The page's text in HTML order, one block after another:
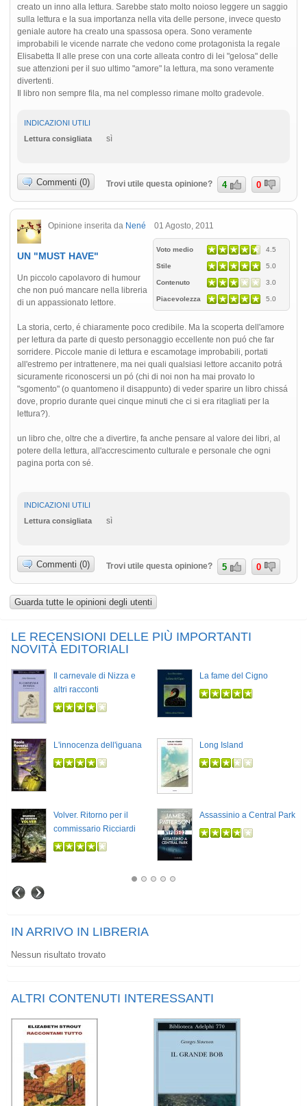
creato un inno alla lettura. Sarebbe stato molto noioso leggere un saggio
sulla lettura e la sua importanza nella vita delle persone, invece questo
geniale autore ha creato una spassosa opera. Sono veramente
improbabili le vicende narrate che vedono come protagonista la regale
Elisabetta II alle prese con una corte alleata contro di lei "gelosa" delle
sue attenzioni per il suo ultimo "amore" la lettura, ma sono veramente
divertenti.
Il libro non sempre fila, ma nel complesso rimane molto gradevole.
INDICAZIONI UTILI
Lettura consigliata
sì
Commenti (0) Trovi utile questa opinione? 4 0
Opinione inserita da Nené 01 Agosto, 2011
Voto medio 4.5
Stile 5.0
Contenuto 3.0
Piacevolezza 5.0
UN "MUST HAVE"
Un piccolo capolavoro di humour
che non puó mancare nella libreria
di un appassionato lettore.
La storia, certo, é chiaramente poco credibile. Ma la scoperta dell'amore
per lettura da parte di questo personaggio eccellente non puó che far
sorridere. Piccole manie di lettura e escamotage improbabili, portati
all'estremo per intrattenere, ma nei quali qualsiasi lettore accanito potrá
sicuramente riconoscersi un pó (chi di noi non ha mai provato lo
"sgomento" (o quantomeno il disappunto) di veder sparire un libro chissá
dove, proprio durante quei cinque minuti che ci si era ritagliati per la
lettura?).
un libro che, oltre che a divertire, fa anche pensare al valore dei libri, al
potere della lettura, all'accrescimento culturale e personale che ogni
pagina porta con sé.
INDICAZIONI UTILI
Lettura consigliata
sì
Commenti (0) Trovi utile questa opinione? 5 0
Guarda tutte le opinioni degli utenti
LE RECENSIONI DELLE PIÙ IMPORTANTI
NOVITÀ EDITORIALI
Il carnevale di Nizza e
altri racconti
La fame del Cigno
L'innocenza dell'iguana Long Island
Volver. Ritorno per il
commissario Ricciardi
Assassinio a Central Park
IN ARRIVO IN LIBRERIA
Nessun risultato trovato
ALTRI CONTENUTI INTERESSANTI